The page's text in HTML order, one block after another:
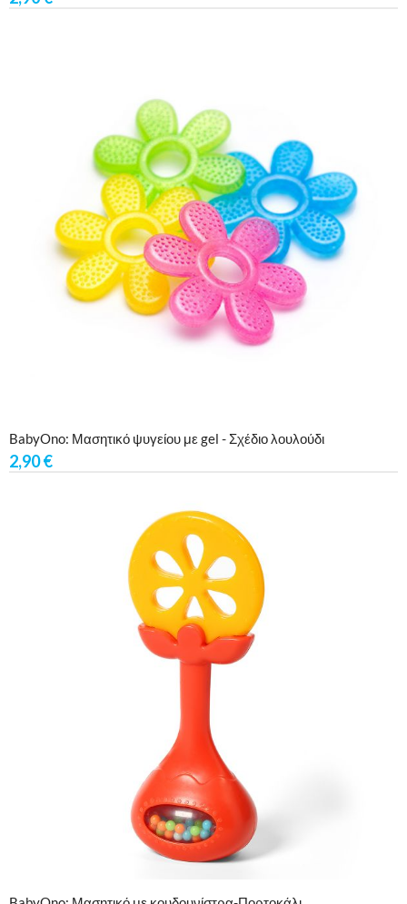
BabyOno: Μασητικό ψυγείου με gel - Σχέδιο λουλούδι
2,90€